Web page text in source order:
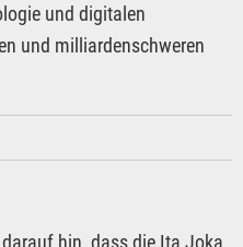
und digitalen
und milliardenschweren
hin, dass die Ita Joka